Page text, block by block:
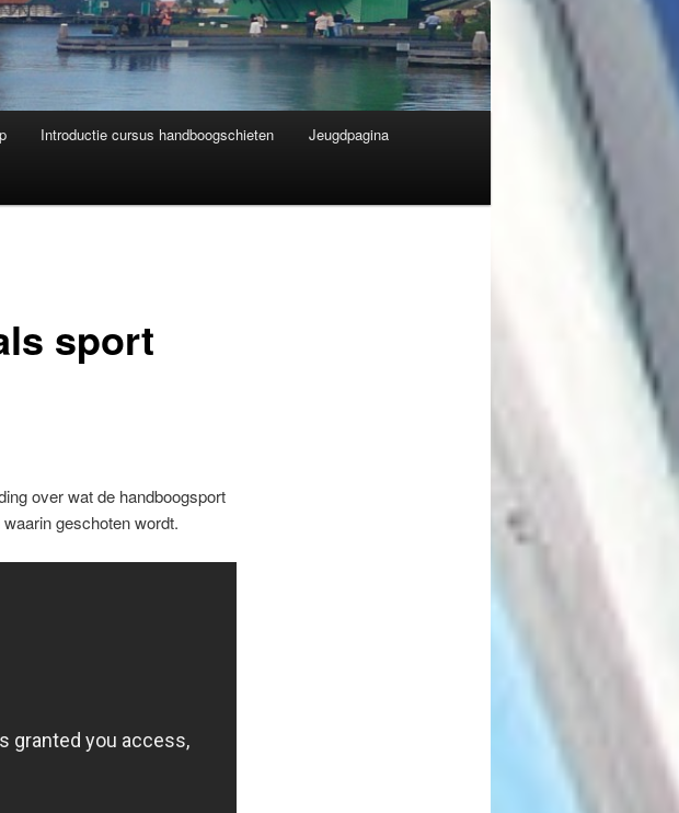
Introductie cursus handboogschieten Jeugdpagina
sport
over wat de handboogsport
geschoten wordt.